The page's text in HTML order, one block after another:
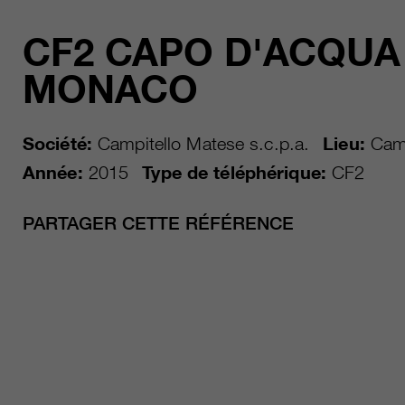
CF2 CAPO
MONACO
Société: Campitello Matese s.c.p.a. Lieu:
Année: 2015 Type de téléphérique: CF2
PARTAGER CETTE RÉFÉRENCE